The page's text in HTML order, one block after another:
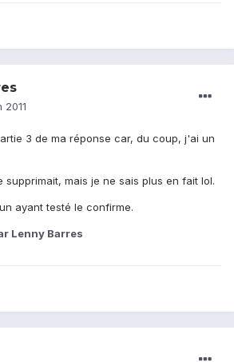
2011
3 de ma réponse car, du coup, j'ai un
supprimait, mais je ne sais plus en fait lol.
ayant testé le confirme.
Lenny Barres